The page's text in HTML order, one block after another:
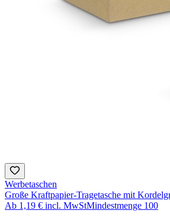
Werbetaschen
Große Kraftpapier-Tragetasche mit
Ab 1,19 € incl. MwStMindestmenge 100